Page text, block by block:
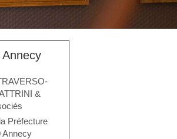
&
Préfecture
Annecy